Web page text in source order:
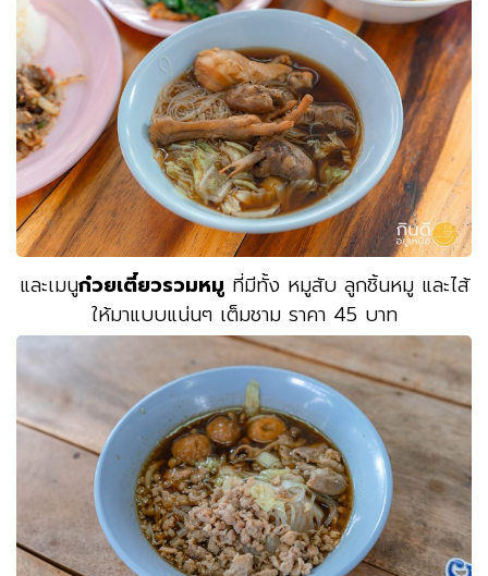
และเมนูก๋วยเตี๋ยวรวมหมูที่มีทั้ง หมูสับ ลูกชิ้นหมู และไส้
ให้มาแบบแน่นๆ เต็มชาม ราคา 45 บาท